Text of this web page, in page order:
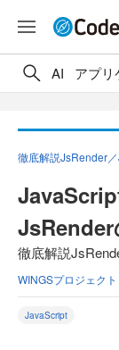
AI アプリ
徹底解説JsRender
徹底解説
WINGSプロジェク
JavaScript